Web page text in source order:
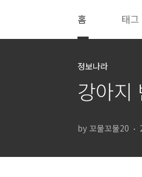
홈 태그
정보나라
강아지
by 꼬물꼬물20